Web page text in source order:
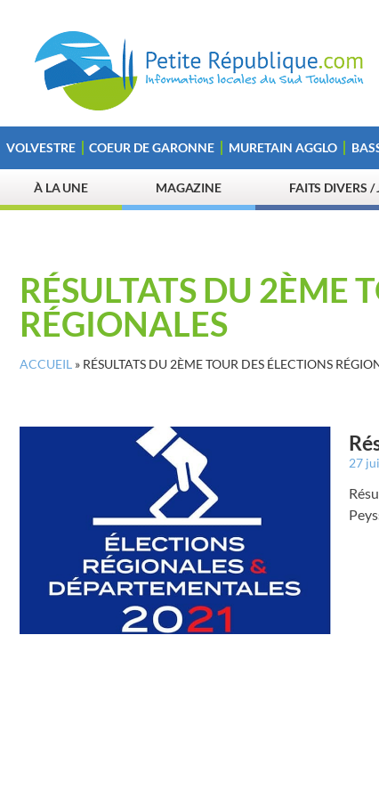
VOLVESTRE COEUR DE GARONNE MURETAIN AGGLO
À LA UNE MAGAZINE FAITS DIVERS /
RÉSULTATS DU 2ÈME
RÉGIONALES
ACCUEIL » RÉSULTATS DU 2ÈME TOUR DES ÉLECTIONS
27